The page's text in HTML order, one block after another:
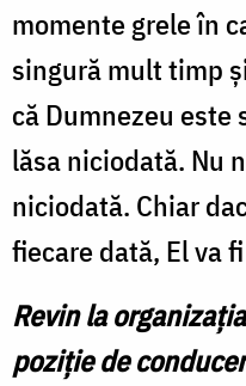
momente grele în
singură mult timp
că Dumnezeu este
lăsa niciodată. Nu
niciodată. Chiar
fiecare dată, El va
Revin la
poziție de